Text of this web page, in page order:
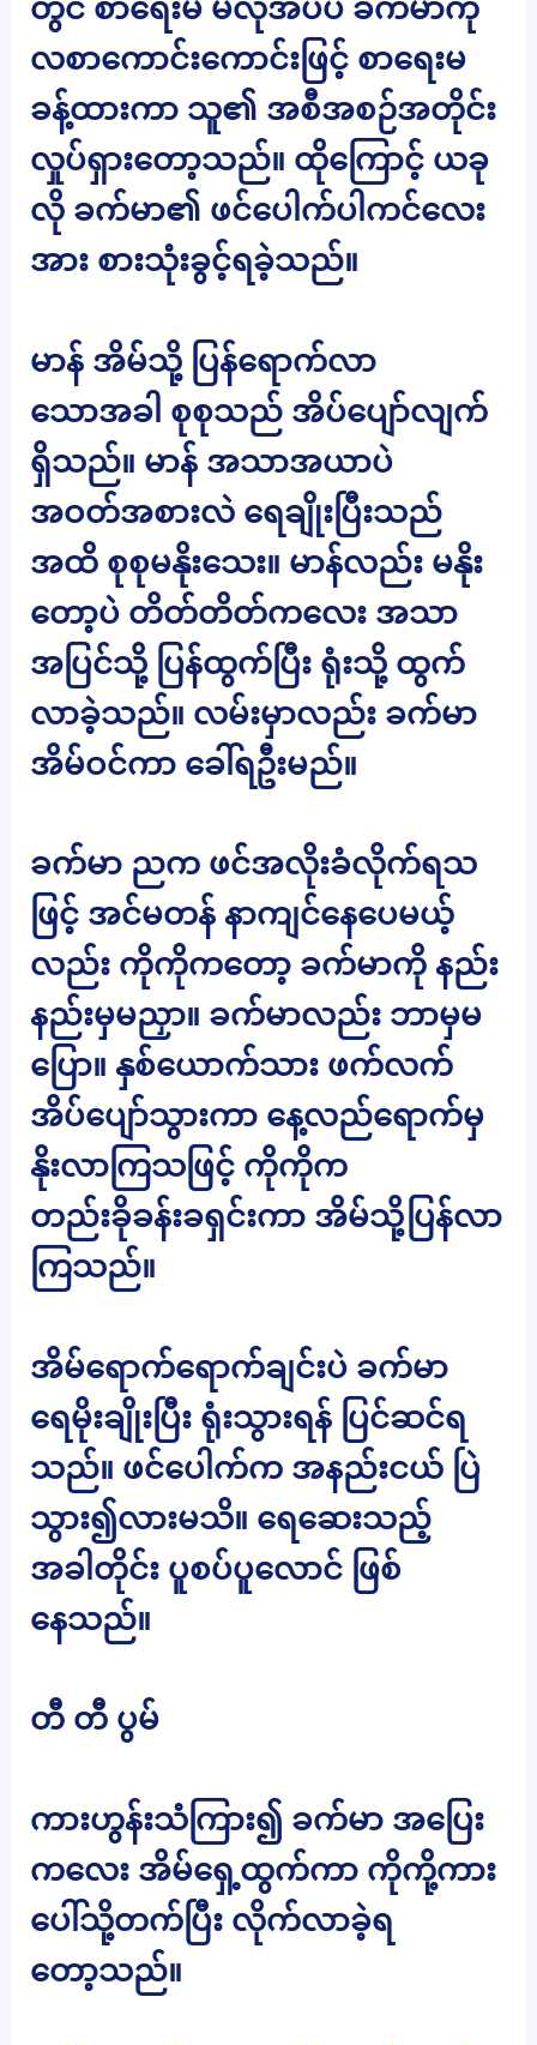
တွင် စာရေးမ မလိုအပ်ပဲ ခက်မာကို
လစာကောင်းကောင်းဖြင့် စာရေးမ
ခန့်ထားကာ သူ၏ အစီအစဉ်အတိုင်း
လှုပ်ရှားတော့သည်။ ထိုကြောင့် ယခု
လို ခက်မာ၏ ဖင်ပေါက်ပါကင်လေး
အား စားသုံးခွင့်ရခဲ့သည်။
မာန် အိမ်သို့ ပြန်ရောက်လာ
သောအခါ စုစုသည် အိပ်ပျော်လျက်
ရှိသည်။ မာန် အသာအယာပဲ
အဝတ်အစားလဲ ရေချိုးပြီးသည်
အထိ စုစုမနိုးသေး။ မာန်လည်း မနိုး
တော့ပဲ တိတ်တိတ်ကလေး အသာ
အပြင်သို့ ပြန်ထွက်ပြီး ရုံးသို့ ထွက်
လာခဲ့သည်။ လမ်းမှာလည်း ခက်မာ
အိမ်ဝင်ကာ ခေါ်ရဦးမည်။
ခက်မာ ညက ဖင်အလိုးခံလိုက်ရသ
ဖြင့် အင်မတန် နာကျင်နေပေမယ့်
လည်း ကိုကိုကတော့ ခက်မာကို နည်း
နည်းမှမညှာ။ ခက်မာလည်း ဘာမှမ
ပြော။ နှစ်ယောက်သား ဖက်လက်
အိပ်ပျော်သွားကာ နေ့လည်ရောက်မှ
နိုးလာကြသဖြင့် ကိုကိုက
တည်းခိုခန်းခရှင်းကာ အိမ်သို့ပြန်လာ
ကြသည်။
အိမ်ရောက်ရောက်ချင်းပဲ ခက်မာ
ရေမိုးချိုးပြီး ရုံးသွားရန် ပြင်ဆင်ရ
သည်။ ဖင်ပေါက်က အနည်းငယ် ပြဲ
သွား၍လားမသိ။ ရေဆေးသည့်
အခါတိုင်း ပူစပ်ပူလောင် ဖြစ်
နေသည်။
တီ တီ ပွမ်
ကားဟွန်းသံကြား၍ ခက်မာ အပြေး
ကလေး အိမ်ရှေ့ထွက်ကာ ကိုကို့ကား
ပေါ်သို့တက်ပြီး လိုက်လာခဲ့ရ
တော့သည်။